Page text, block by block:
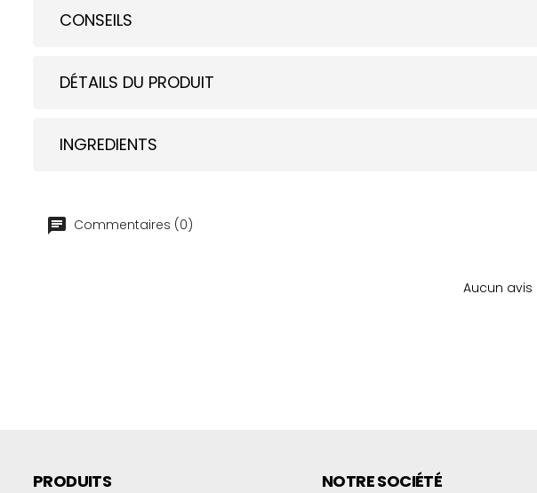
CONSEILS
DÉTAILS DU PRODUIT
INGREDIENTS
Commentaires (0)
Aucun
PRODUITS NOTRE SOCIÉTÉ